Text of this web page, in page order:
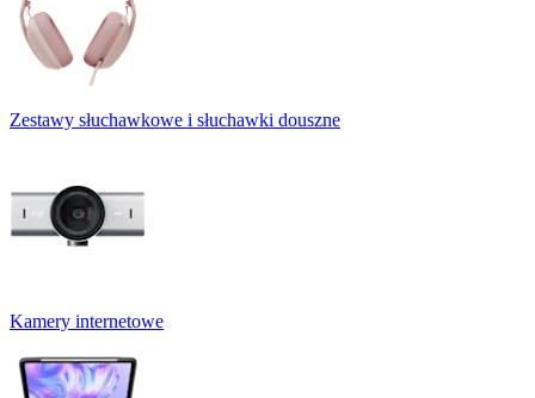
Zestawy słuchawkowe i słuchawki douszne
Kamery internetowe